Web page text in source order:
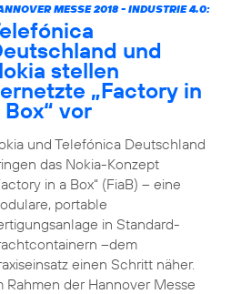
MESSE 2018 - INDUSTRIE 4.0:
und
stellen
„Factory in
Box“ vor
und Telefónica Deutschland
das Nokia-Konzept
in a Box“ (FiaB) – eine
portable
in Standard-
–dem
einen Schritt näher.
Rahmen der Hannover Messe